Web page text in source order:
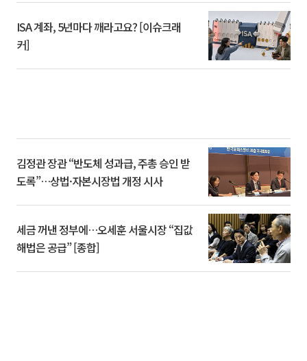
ISA 계좌, 5년마다 깨라고요? [이슈크래
커]
김정관 장관 “반도체 성과급, 주총 승인 받
도록”…상법·자본시장법 개정 시사
세금 꺼낸 정부에…오세훈 서울시장 “집값
해법은 공급” [종합]